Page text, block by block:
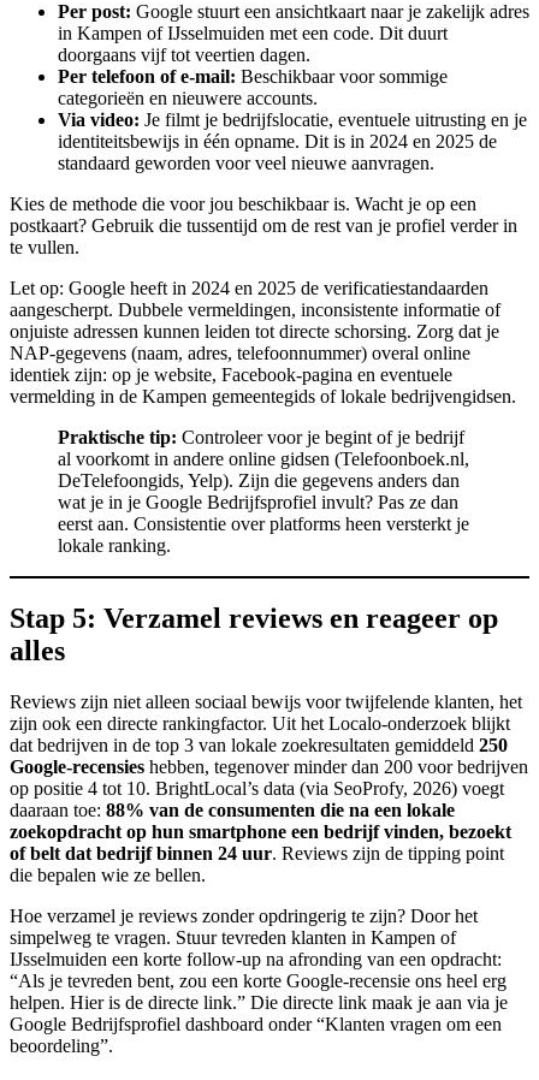
Per post: Google stuurt een ansichtkaart naar je zakelijk adres
in Kampen of IJsselmuiden met een code. Dit duurt
doorgaans vijf tot veertien dagen.
Per telefoon of e-mail: Beschikbaar voor sommige
categorieën en nieuwere accounts.
Via video: Je filmt je bedrijfslocatie, eventuele uitrusting en je
identiteitsbewijs in één opname. Dit is in 2024 en 2025 de
standaard geworden voor veel nieuwe aanvragen.
Kies de methode die voor jou beschikbaar is. Wacht je op een
postkaart? Gebruik die tussentijd om de rest van je profiel verder in
te vullen.
Let op: Google heeft in 2024 en 2025 de verificatiestandaarden
aangescherpt. Dubbele vermeldingen, inconsistente informatie of
onjuiste adressen kunnen leiden tot directe schorsing. Zorg dat je
NAP-gegevens (naam, adres, telefoonnummer) overal online
identiek zijn: op je website, Facebook-pagina en eventuele
vermelding in de Kampen gemeentegids of lokale bedrijvengidsen.
Praktische tip: Controleer voor je begint of je bedrijf
al voorkomt in andere online gidsen (Telefoonboek.nl,
DeTelefoongids, Yelp). Zijn die gegevens anders dan
wat je in je Google Bedrijfsprofiel invult? Pas ze dan
eerst aan. Consistentie over platforms heen versterkt je
lokale ranking.
Stap 5: Verzamel reviews en reageer op
alles
Reviews zijn niet alleen sociaal bewijs voor twijfelende klanten, het
zijn ook een directe rankingfactor. Uit het Localo-onderzoek blijkt
dat bedrijven in de top 3 van lokale zoekresultaten gemiddeld 250
Google-recensies hebben, tegenover minder dan 200 voor bedrijven
op positie 4 tot 10. BrightLocal’s data (via SeoProfy, 2026) voegt
daaraan toe: 88% van de consumenten die na een lokale
zoekopdracht op hun smartphone een bedrijf vinden, bezoekt
of belt dat bedrijf binnen 24 uur. Reviews zijn de tipping point
die bepalen wie ze bellen.
Hoe verzamel je reviews zonder opdringerig te zijn? Door het
simpelweg te vragen. Stuur tevreden klanten in Kampen of
IJsselmuiden een korte follow-up na afronding van een opdracht:
“Als je tevreden bent, zou een korte Google-recensie ons heel erg
helpen. Hier is de directe link.” Die directe link maak je aan via je
Google Bedrijfsprofiel dashboard onder “Klanten vragen om een
beoordeling”.